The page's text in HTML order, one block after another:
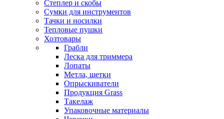
Степлер и скобы
Сумки для инструментов
Тачки и носилки
Тепловые пушки
Хозтовары
Грабли
Леска для триммера
Лопаты
Метла, щетки
Опрыскиватели
Продукция Grass
Такелаж
Упаковочные материалы